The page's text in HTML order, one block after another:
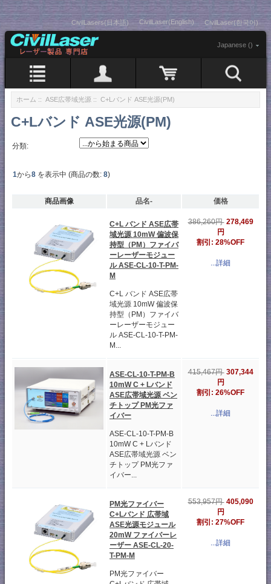
CivilLasers(日本語) CivilLaser(English) CivilLaser(한국어)
Japanese ()
ホーム :: ASE広帯域光源 :: C+Lバンド ASE光源(PM)
C+Lバンド ASE光源(PM)
分類:
1から8 を表示中 (商品の数: 8)
商品画像 品名- 価格
C+L バンド ASE広帯
域光源 10mW 偏波保
持型（PM）ファイバ
ーレーザーモジュー
ル ASE-CL-10-T-PM-
M
C+L バンド ASE広帯
域光源 10mW 偏波保
持型（PM）ファイバ
ーレーザーモジュー
ル ASE-CL-10-T-PM-
M...
386,260円 278,469
円
割引: 28%OFF
...詳細
ASE-CL-10-T-PM-B
10mW C + Lバンド
ASE広帯域光源 ベン
チトップ PM光ファ
イバー
ASE-CL-10-T-PM-B
10mW C + Lバンド
ASE広帯域光源 ベン
チトップ PM光ファ
イバー...
415,467円 307,344
円
割引: 26%OFF
...詳細
PM光ファイバー
C+Lバンド 広帯域
ASE光源モジュール
20mW ファイバーレ
ーザー ASE-CL-20-
T-PM-M
PM光ファイバー
553,957円 405,090
円
割引: 27%OFF
...詳細